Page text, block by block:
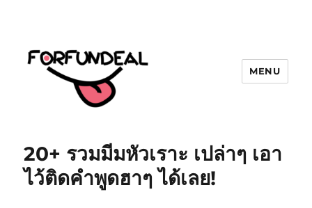
พังเพยสำนวนสุภาษิต, กลอน, มีมโดนๆ
2025 ฮาๆ
MENU
20+ รวมมีมหัวเราะ เปล่าๆ เอา
ไว้ติดคำพูดฮาๆ ได้เลย!